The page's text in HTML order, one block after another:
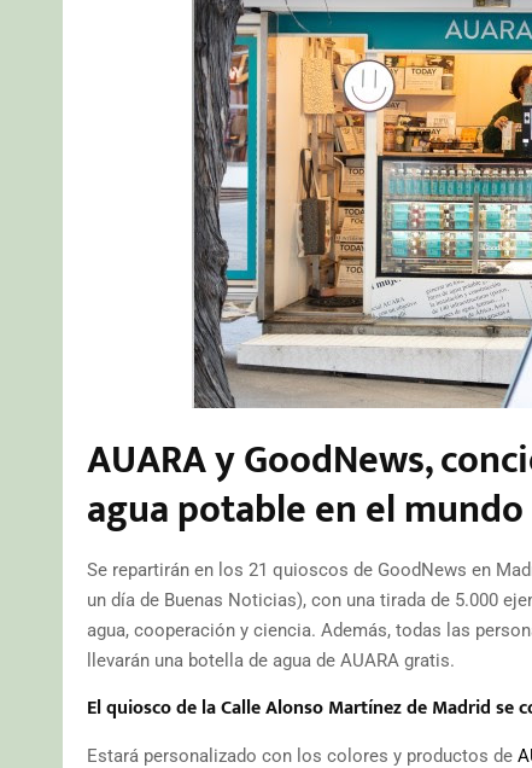
AUARA y GoodNews,
agua potable en el mundo
Se repartirán en los 21 quioscos de GoodNews en
un día de Buenas Noticias), con una tirada de 5.000
agua, cooperación y ciencia. Además, todas las
llevarán una botella de agua de AUARA gratis.
El quiosco de la Calle Alonso Martínez de Madrid se
Estará personalizado con los colores y productos de